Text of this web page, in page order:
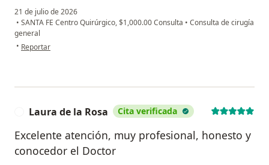
21 de julio de 2026
• SANTA FE Centro Quirúrgico, $1,000.00 Consulta • Consulta de cirugía
general
• en opinión del usuario Alfonso R
Reportar
Laura de la Rosa Cita verificada
Excelente atención, muy profesional, honesto y
conocedor el Doctor